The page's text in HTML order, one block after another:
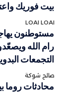
بيت فوريك
LOAI LOAI
مستوطنون
رام الله
التجمعات
صالح شوكة
محادثات روما